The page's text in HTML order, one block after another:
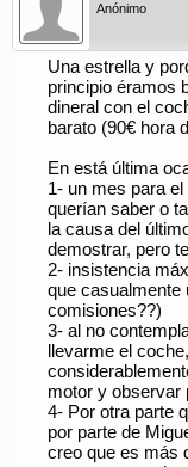
Anónimo
Una estrella y
principio éramos
dineral con el
barato (90€ hora
En está última
1- un mes para
querían saber o
la causa del
demostrar, pero
2- insistencia
que casualmente
comisiones??)
3- al no
llevarme el
motor y observar
4- Por otra parte
por parte de
creo que es más